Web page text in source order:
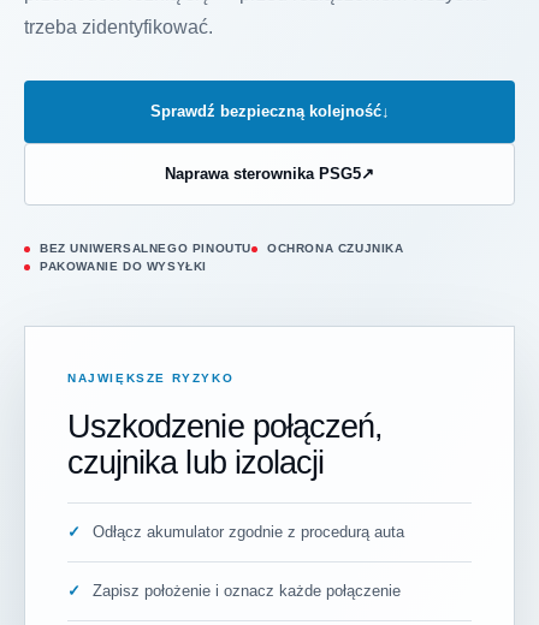
trzeba zidentyfikować.
Sprawdź bezpieczną kolejność↓
Naprawa sterownika PSG5↗
BEZ UNIWERSALNEGO PINOUTU
OCHRONA CZUJNIKA
PAKOWANIE DO WYSYŁKI
NAJWIĘKSZE RYZYKO
Uszkodzenie połączeń,
czujnika lub izolacji
Odłącz akumulator zgodnie z procedurą auta
Zapisz położenie i oznacz każde połączenie